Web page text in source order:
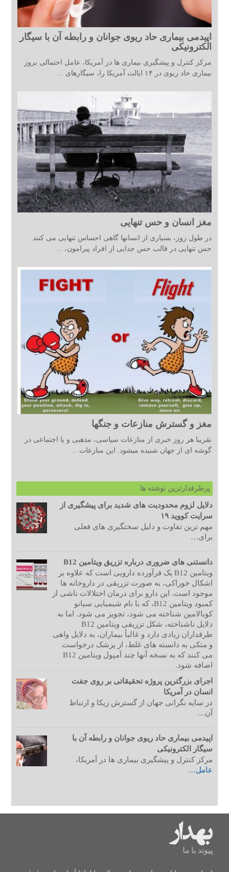
اپیدمی بیماری حاد ریوی جوانان و رابطه آن با سیگار
الکترونیکی
مرکز کنترل و پیشگیری بیماری ها در آمریکا، عامل احتمالی بروز
بیماری حاد ریوی در ۱۴ ایالت آمریکا را، سیگارهای ...
مغز انسان و حس تنهایی
در طول روز، بسیاری از انسانها گاهی احساس تنهایی می کنند.
حس تنهایی در قالب حس جدایی از افراد پیرامون، ...
مغز و گسترش منازعات و جنگها
تقریبا هر روز خبری از منازعات سیاسی، مذهبی و یا اجتماعی در
گوشه ای از جهان شنیده میشود. این منازعات ...
پرطرفدارترین نوشته ها
دلایل لزوم محدودیت های شدید برای پیشگیری از
سرایت کووید ۱۹
مهم ترین تفاوت و دلیل سختگیری های فعلی
برای…
دانستنی های ضروری درباره تزریق ویتامین B12
ویتامین B12 یک فرآورده دارویی است که علاوه بر
اشکال خوراکی، به صورت تزریقی در داروخانه ها
موجود است. این دارو برای درمان اختلالات ناشی از
کمبود ویتامین B12، که با نام شیمیایی سیانو
کوبالامین شناخته می شود، تجویز می شود. اما به
دلایل ناشناخته، شکل تزریقی ویتامین B12
طرفداران زیادی دارد و غالبأ بیماران، به دلایل واهی
و متکی به دانسته های غلط، از پزشک درخواست
می کنند که به نسخه آنها چند آمپول ویتامین B12
اضافه شود.
اجرای بزرگترین پروژه تحقیقاتی بر روی جفت
انسان در آمریکا
در سایه نگرانی جهان از گسترش زیکا و ارتباط
آن…
اپیدمی بیماری حاد ریوی جوانان و رابطه آن با
سیگار الکترونیکی
مرکز کنترل و پیشگیری بیماری ها در آمریکا،
عامل…
پیوند با ما